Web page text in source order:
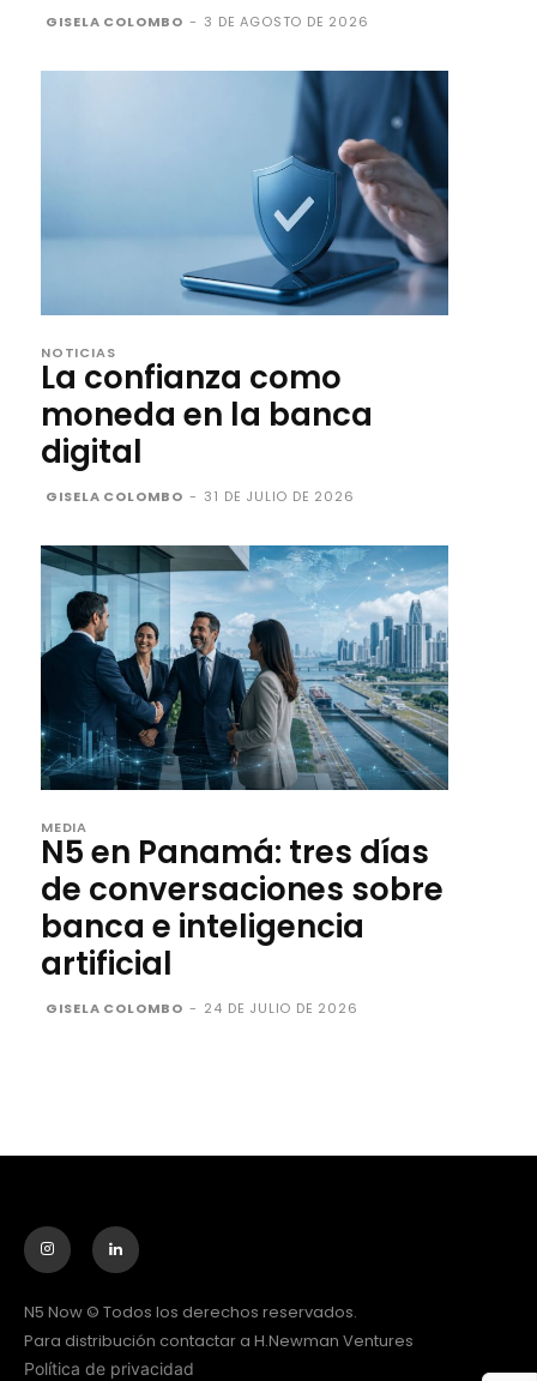
GISELA COLOMBO - 3 DE AGOSTO DE 2026
NOTICIAS
La confianza como
moneda en la banca
digital
GISELA COLOMBO - 31 DE JULIO DE 2026
MEDIA
N5 en Panamá: tres días
de conversaciones sobre
banca e inteligencia
artificial
GISELA COLOMBO - 24 DE JULIO DE 2026
N5 Now © Todos los derechos reservados.
Para distribución contactar a H.Newman Ventures
Política de privacidad